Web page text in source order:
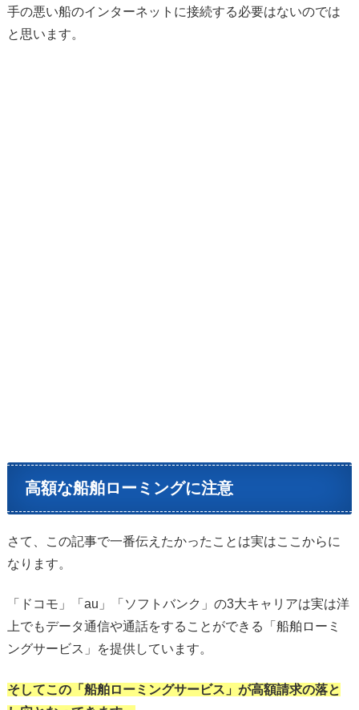
手の悪い船のインターネットに接続する必要はないのでは
と思います。
高額な船舶ローミングに注意
さて、この記事で一番伝えたかったことは実はここからに
なります。
「ドコモ」「au」「ソフトバンク」の3大キャリアは実は洋
上でもデータ通信や通話をすることができる「船舶ローミ
ングサービス」を提供しています。
そしてこの「船舶ローミングサービス」が高額請求の落と